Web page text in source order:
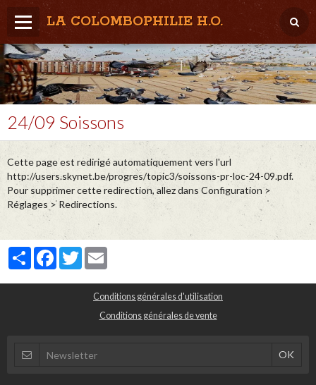
LA COLOMBOPHILIE H.O.
Home
Météo / Het weer
Lâcher / Los
Result. clubs, Provincial, (Inter)National
RFCB / KBDB
24/09 Soissons
Cette page est redirigé automatiquement vers l'url
http://users.skynet.be/progres/topic3/soissons-pr-loc-24-09.pdf.
Pour supprimer cette redirection, allez dans Configuration >
Réglages > Redirections.
PartagerFacebook
Twitter
Conditions générales d'utilisation
Conditions générales de vente